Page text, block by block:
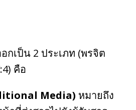
เป็น 2 ประเภท (พรจิต
คือ
Media) หมายถึง